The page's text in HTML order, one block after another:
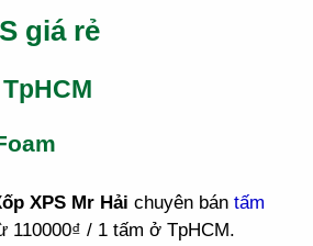
giá rẻ
XPS Mr Hải chuyên bán tấm
110000₫ / 1 tấm ở TpHCM.